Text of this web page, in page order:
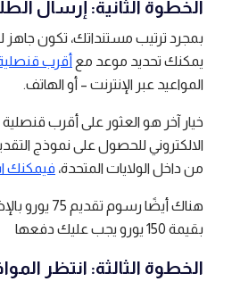
الخطوة الثانية: إرسال
بمجرد ترتيب مستنداتك، تكون
يمكنك تحديد موعد مع أقرب قنصلية
المواعيد عبر الإنترنت – أو الهاتف.
خيار آخر هو العثور على أقرب قنصلية
الالكتروني للحصول على نموذج
من داخل الولايات المتحدة، فيمكنك
هناك أيضًا رسوم
بقيمة 150 يورو يجب عليك دفعها
الخطوة الثالثة: انتظر